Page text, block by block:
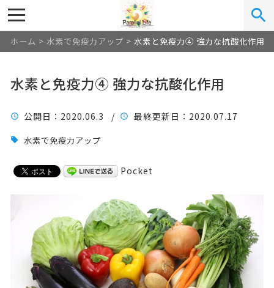
ホーム > 水素で免疫力アップ > 水素と免疫力④ 強力な抗酸化作用
水素と免疫力④ 強力な抗酸化作用
公開日 ：2020.06.3 / 最終更新日 ：2020.07.17
水素で免疫力アップ
Pocket